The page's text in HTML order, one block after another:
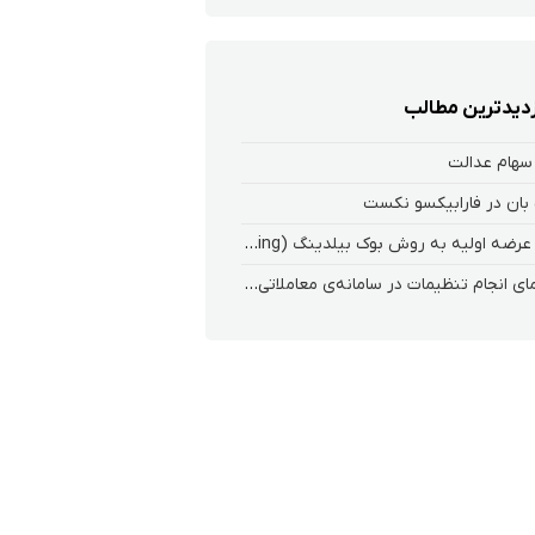
مطالب
عدالت
بان در فارابیکسو نکست
ثبت عرضه اولیه به روش بوک بیلدینگ (Book Building) در کارگزاری فارابی
راهنمای انجام تنظیمات در سامانه‌ی معاملاتی ریواس